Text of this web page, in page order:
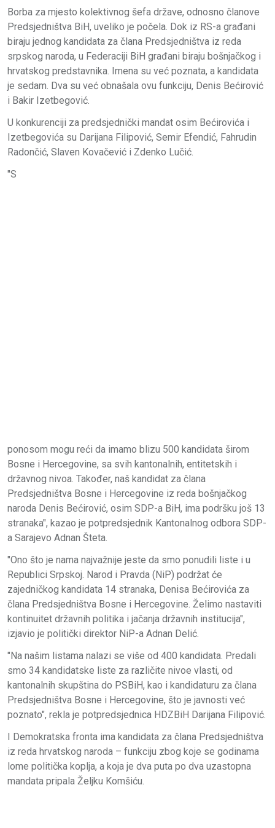
Borba za mjesto kolektivnog šefa države, odnosno članove
Predsjedništva BiH, uveliko je počela. Dok iz RS-a građani
biraju jednog kandidata za člana Predsjedništva iz reda
srpskog naroda, u Federaciji BiH građani biraju bošnjačkog i
hrvatskog predstavnika. Imena su već poznata, a kandidata
je sedam. Dva su već obnašala ovu funkciju, Denis Bećirović
i Bakir Izetbegović.
U konkurenciji za predsjednički mandat osim Bećirovića i
Izetbegovića su Darijana Filipović, Semir Efendić, Fahrudin
Radončić, Slaven Kovačević i Zdenko Lučić.
"S
ponosom mogu reći da imamo blizu 500 kandidata širom
Bosne i Hercegovine, sa svih kantonalnih, entitetskih i
državnog nivoa. Također, naš kandidat za člana
Predsjedništva Bosne i Hercegovine iz reda bošnjačkog
naroda Denis Bećirović, osim SDP-a BiH, ima podršku još 13
stranaka", kazao je potpredsjednik Kantonalnog odbora SDP-
a Sarajevo Adnan Šteta.
"Ono što je nama najvažnije jeste da smo ponudili liste i u
Republici Srpskoj. Narod i Pravda (NiP) podržat će
zajedničkog kandidata 14 stranaka, Denisa Bećirovića za
člana Predsjedništva Bosne i Hercegovine. Želimo nastaviti
kontinuitet državnih politika i jačanja državnih institucija",
izjavio je politički direktor NiP-a Adnan Delić.
"Na našim listama nalazi se više od 400 kandidata. Predali
smo 34 kandidatske liste za različite nivoe vlasti, od
kantonalnih skupština do PSBiH, kao i kandidaturu za člana
Predsjedništva Bosne i Hercegovine, što je javnosti već
poznato", rekla je potpredsjednica HDZBiH Darijana Filipović.
I Demokratska fronta ima kandidata za člana Predsjedništva
iz reda hrvatskog naroda – funkciju zbog koje se godinama
lome politička koplja, a koja je dva puta po dva uzastopna
mandata pripala Željku Komšiću.